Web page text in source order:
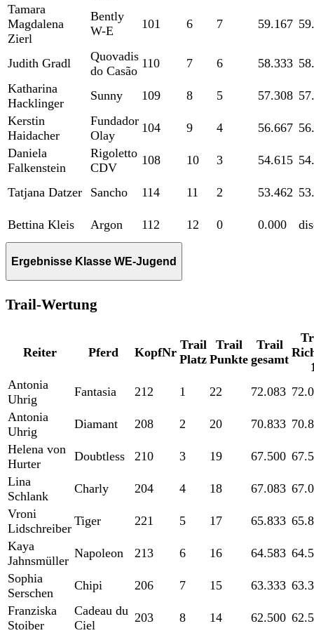
Tamara
Magdalena
Zierl
Bently
W-E
101 6 7 59.167
Judith Gradl
Quovadis
do Casão
110 7 6 58.333
Katharina
Hacklinger
Sunny 109 8 5 57.308
Kerstin
Haidacher
Fundador
Olay
104 9 4 56.667
Daniela
Falkenstein
Rigoletto
CDV
108 10 3 54.615
Tatjana Datzer Sancho 114 11 2 53.462
Bettina Kleis Argon 112 12 0 0.000
Ergebnisse Klasse WE-Jugend
Trail-Wertung
Reiter Pferd KopfNr
Trail
Platz
Trail
Punkte
Trail
gesamt
Antonia
Uhrig
Fantasia 212 1 22 72.083
Antonia
Uhrig
Diamant 208 2 20 70.833
Helena von
Hurter
Doubtless 210 3 19 67.500
Lina
Schlank
Charly 204 4 18 67.083
Vroni
Lidschreiber
Tiger 221 5 17 65.833
Kaya
Jahnsmüller
Napoleon 213 6 16 64.583
Sophia
Serschen
Chipi 206 7 15 63.333
Franziska
Stoiber
Cadeau du
Ciel
203 8 14 62.500